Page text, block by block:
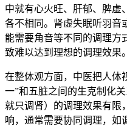
中就有心火旺、肝郁、脾虚
各不相同。肾虚失眠听羽音
能需要角音等不同的调理方
致难以达到理想的调理效果。
在整体观方面，中医把人体
一”和五脏之间的生克制化
就只调肾）的调理效果有限
响，通常需要协同调理，如